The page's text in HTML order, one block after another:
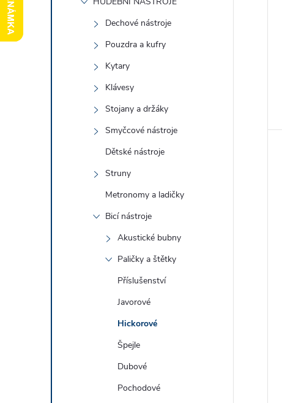
Dechové nástroje
Pouzdra a kufry
Kytary
Klávesy
Stojany a držáky
Smyčcové nástroje
Dětské nástroje
Struny
Metronomy a ladičky
Bicí nástroje
Akustické bubny
Paličky a štětky
Příslušenství
Javorové
Hickorové
Špejle
Dubové
Pochodové
k
u